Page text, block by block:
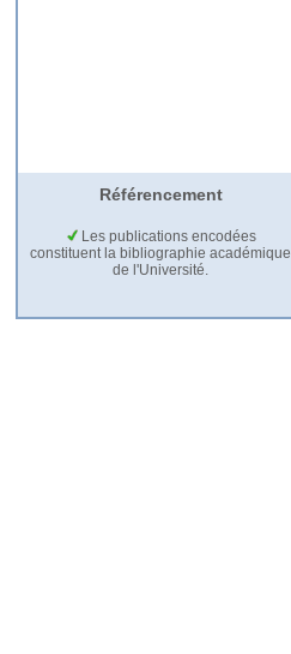
Référencement
Les publications encodées
constituent la bibliographie académique
de l'Université.